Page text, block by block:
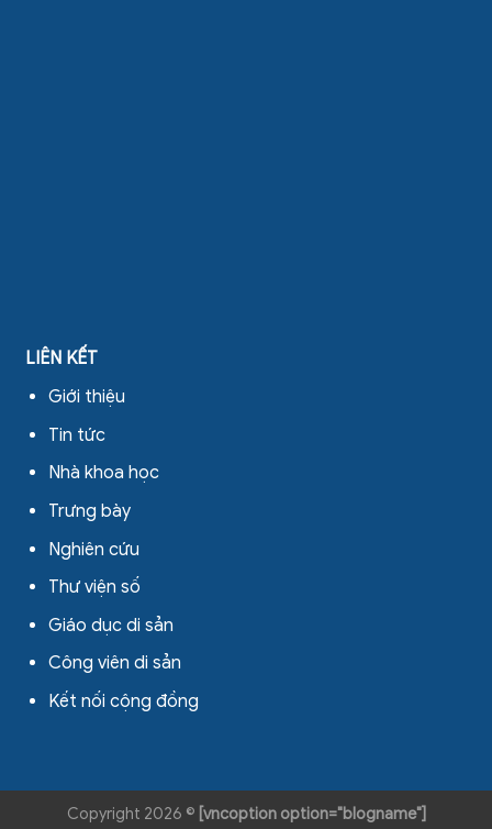
LIÊN KẾT
Giới thiệu
Tin tức
Nhà khoa học
Trưng bày
Nghiên cứu
Thư viện số
Giáo dục di sản
Công viên di sản
Kết nối cộng đồng
Copyright 2026 © [vncoption option="blogname"]